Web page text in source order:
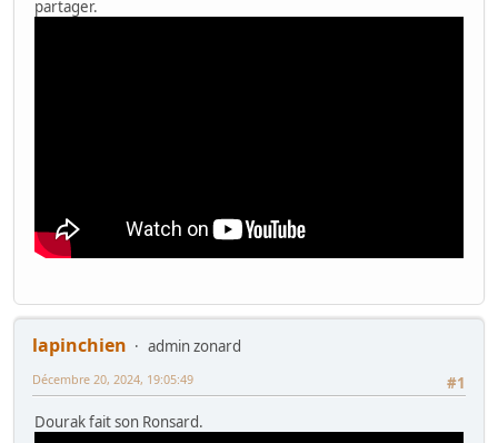
partager.
lapinchien
admin zonard
#1
Décembre 20, 2024, 19:05:49
Dourak fait son Ronsard.